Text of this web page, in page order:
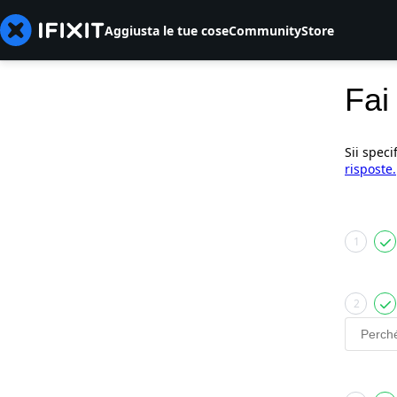
Aggiusta le tue coseCommunityStore
Sii
risposte.
1
2